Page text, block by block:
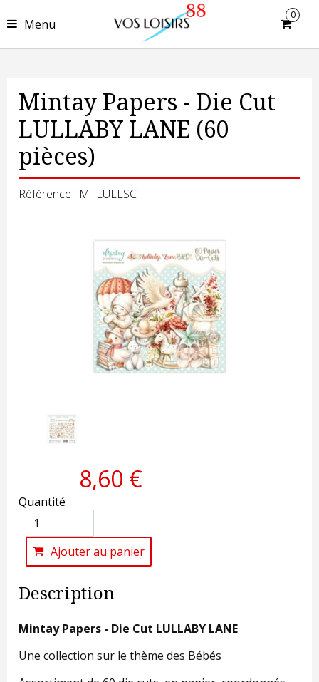
Menu
0
Mintay Papers - Die Cut
LULLABY LANE (60
pièces)
Référence : MTLULLSC
8,60 €
Quantité
Ajouter au panier
Description
Mintay Papers - Die Cut LULLABY LANE
Une collection sur le thème des Bébés